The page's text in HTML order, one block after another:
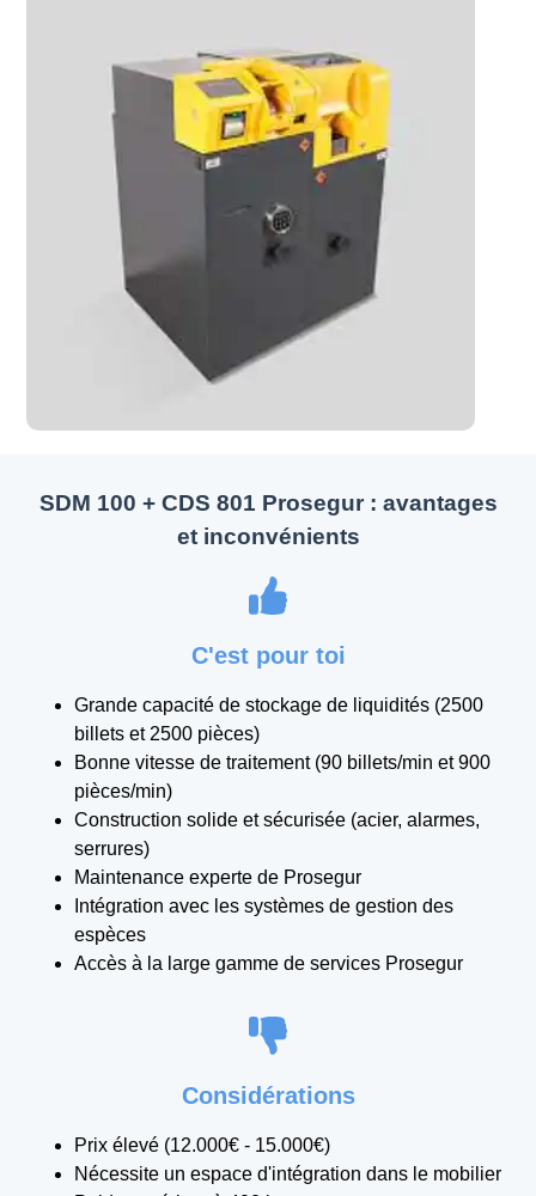
SDM 100 + CDS 801 Prosegur : avantages
et inconvénients
C'est pour toi
Grande capacité de stockage de liquidités (2500
billets et 2500 pièces)
Bonne vitesse de traitement (90 billets/min et 900
pièces/min)
Construction solide et sécurisée (acier, alarmes,
serrures)
Maintenance experte de Prosegur
Intégration avec les systèmes de gestion des
espèces
Accès à la large gamme de services Prosegur
Considérations
Prix élevé (12.000€ - 15.000€)
Nécessite un espace d'intégration dans le mobilier